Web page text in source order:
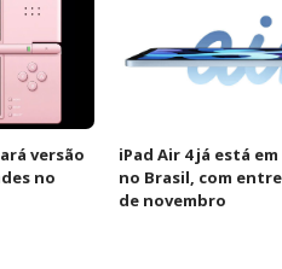
versão
no
iPad Air 4 já está
no Brasil, com
de novembro